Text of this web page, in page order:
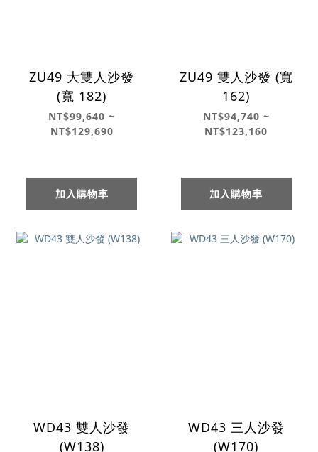
ZU49 大雙人沙發
(寬 182)
NT$99,640 ~
NT$129,690
加入購物車
ZU49 雙人沙發 (寬
162)
NT$94,740 ~
NT$123,160
加入購物車
WD43 雙人沙發
(W138)
WD43 三人沙發
(W170)